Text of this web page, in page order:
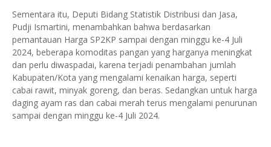
Sementara itu, Deputi Bidang Statistik Distribusi dan Jasa,
Pudji Ismartini, menambahkan bahwa berdasarkan
pemantauan Harga SP2KP sampai dengan minggu ke-4 Juli
2024, beberapa komoditas pangan yang harganya meningkat
dan perlu diwaspadai, karena terjadi penambahan jumlah
Kabupaten/Kota yang mengalami kenaikan harga, seperti
cabai rawit, minyak goreng, dan beras. Sedangkan untuk harga
daging ayam ras dan cabai merah terus mengalami penurunan
sampai dengan minggu ke-4 Juli 2024.